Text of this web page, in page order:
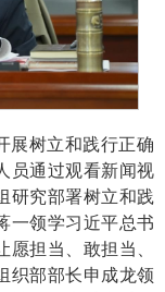
展树立和践行正确
员通过观看新闻视
研究部署树立和践
一领学习近平总书
担当、敢担当、
织部部长申成龙领